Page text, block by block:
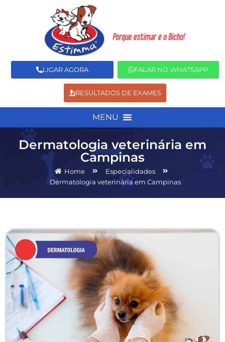
LIGAR AGORA FALAR NO WHATSAPP
RESULTADOS DE EXAMES
MENU
Dermatologia veterinária em
Campinas
Home
Especialidades
Dermatologia veterinária em Campinas